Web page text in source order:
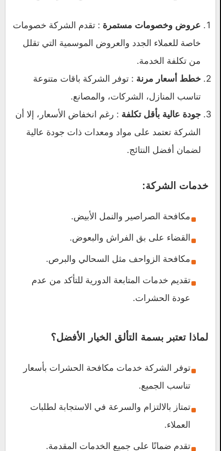
عروض وخصومات مستمرة : تقدم الشركة خصومات
خاصة للعملاء الجدد والعروض الموسمية التي تقلل
من تكلفة الخدمة.
خطط أسعار مرنة : توفر الشركة باقات متنوعة
تناسب المنازل، الشركات، والمصانع.
جودة عالية بأقل تكلفة : رغم انخفاض الأسعار، إلا أن
الشركة تعتمد على مواد ومعدات ذات جودة عالية
لضمان أفضل النتائج.
خدمات الشركة:
مكافحة الصراصير والنمل الأبيض.
القضاء على بق الفراش والبعوض.
مكافحة الزواحف مثل السحالي والبرص.
تقديم خدمات المتابعة الدورية للتأكد من عدم
عودة الحشرات.
لماذا تعتبر بسمة التألق الخيار الأفضل؟
توفر الشركة خدمات مكافحة الحشرات بأسعار
تناسب الجميع.
تمتاز بالالتزام والسرعة في الاستجابة لطلبات
العملاء.
تقدم ضمانًا على جميع الخدمات المقدمة.